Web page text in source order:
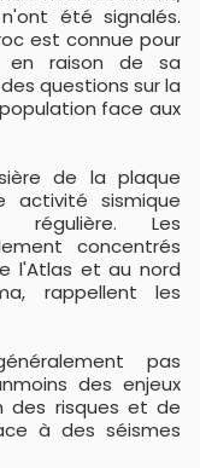
été signalés.
est connue pour
en raison de sa
questions sur la
face aux
de la plaque
activité sismique
régulière. Les
concentrés
l'Atlas et au nord
rappellent les
pas
des enjeux
des risques et de
à des séismes